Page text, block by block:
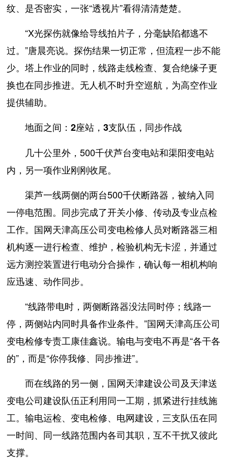
纹、是否密实，一张“透视片”看得清清楚楚。
“X光探伤就像给导线拍片子，分毫缺陷都逃不
过。”唐晨亮说。探伤结果一切正常，但流程一步不能
少。塔上作业的同时，线路走线检查、复合绝缘子更
换也在同步推进。无人机不时升空巡航，为高空作业
提供辅助。
地面之间：2座站，3支队伍，同步作战
几十公里外，500千伏芦台变电站和渠阳变电站
内，另一项作业刚刚收尾。
渠芦一线两侧的两台500千伏断路器，被纳入同
一停电范围。同步完成了开关小修、传动及专业点检
工作。国网天津高压公司变电检修人员对断路器三相
机构逐一进行检查、维护，检验机构无卡涩，并通过
远方测控装置进行电动分合操作，确认每一相机构响
应迅速、动作同步。
“线路带电时，两侧断路器没法同时停；线路一
停，两侧站内同时具备作业条件。”国网天津高压公司
变电检修专责工康佳鑫说。输电与变电不再是“各干各
的”，而是“你停我修、同步推进”。
而在线路的另一侧，国网天津建设公司及天津送
变电公司建设队伍正利用同一工期，抓紧进行挂线施
工。输电运检、变电检修、电网建设，三支队伍在同
一时间、同一线路范围内各司其职，互不干扰又彼此
支撑。